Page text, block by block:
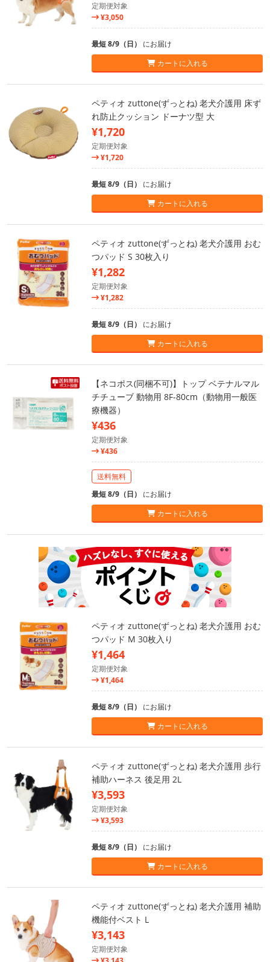
定期便対象
¥3,050
最短 8/9（日） にお届け
カートに入れる
ペティオ zuttone(ずっとね) 老犬介護用 床ず
れ防止クッション ドーナツ型 大
¥1,720
定期便対象
¥1,720
最短 8/9（日） にお届け
カートに入れる
ペティオ zuttone(ずっとね) 老犬介護用 おむ
つパッド S 30枚入り
¥1,282
定期便対象
¥1,282
最短 8/9（日） にお届け
カートに入れる
【ネコポス(同梱不可)】トップ ベテナルマル
チチューブ 動物用 8F-80cm（動物用一般医
療機器）
¥436
定期便対象
¥436
送料無料
最短 8/9（日） にお届け
カートに入れる
ペティオ zuttone(ずっとね) 老犬介護用 おむ
つパッド M 30枚入り
¥1,464
定期便対象
¥1,464
最短 8/9（日） にお届け
カートに入れる
ペティオ zuttone(ずっとね) 老犬介護用 歩行
補助ハーネス 後足用 2L
¥3,593
定期便対象
¥3,593
最短 8/9（日） にお届け
カートに入れる
ペティオ zuttone(ずっとね) 老犬介護用 補助
機能付ベスト L
¥3,143
定期便対象